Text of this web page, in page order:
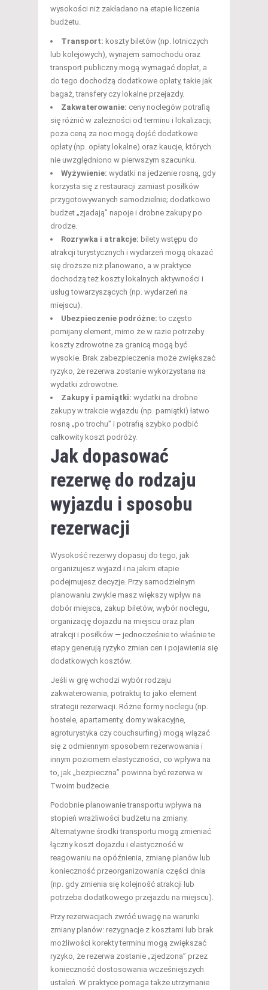
wysokości niż zakładano na etapie liczenia
budżetu.
Transport: koszty biletów (np. lotniczych
lub kolejowych), wynajem samochodu oraz
transport publiczny mogą wymagać dopłat, a
do tego dochodzą dodatkowe opłaty, takie jak
bagaż, transfery czy lokalne przejazdy.
Zakwaterowanie: ceny noclegów potrafią
się różnić w zależności od terminu i lokalizacji;
poza ceną za noc mogą dojść dodatkowe
opłaty (np. opłaty lokalne) oraz kaucje, których
nie uwzględniono w pierwszym szacunku.
Wyżywienie: wydatki na jedzenie rosną, gdy
korzysta się z restauracji zamiast posiłków
przygotowywanych samodzielnie; dodatkowo
budżet „zjadają” napoje i drobne zakupy po
drodze.
Rozrywka i atrakcje: bilety wstępu do
atrakcji turystycznych i wydarzeń mogą okazać
się droższe niż planowano, a w praktyce
dochodzą też koszty lokalnych aktywności i
usług towarzyszących (np. wydarzeń na
miejscu).
Ubezpieczenie podróżne: to często
pomijany element, mimo że w razie potrzeby
koszty zdrowotne za granicą mogą być
wysokie. Brak zabezpieczenia może zwiększać
ryzyko, że rezerwa zostanie wykorzystana na
wydatki zdrowotne.
Zakupy i pamiątki: wydatki na drobne
zakupy w trakcie wyjazdu (np. pamiątki) łatwo
rosną „po trochu” i potrafią szybko podbić
całkowity koszt podróży.
Jak dopasować
rezerwę do rodzaju
wyjazdu i sposobu
rezerwacji
Wysokość rezerwy dopasuj do tego, jak
organizujesz wyjazd i na jakim etapie
podejmujesz decyzje. Przy samodzielnym
planowaniu zwykle masz większy wpływ na
dobór miejsca, zakup biletów, wybór noclegu,
organizację dojazdu na miejscu oraz plan
atrakcji i posiłków — jednocześnie to właśnie te
etapy generują ryzyko zmian cen i pojawienia się
dodatkowych kosztów.
Jeśli w grę wchodzi wybór rodzaju
zakwaterowania, potraktuj to jako element
strategii rezerwacji. Różne formy noclegu (np.
hostele, apartamenty, domy wakacyjne,
agroturystyka czy couchsurfing) mogą wiązać
się z odmiennym sposobem rezerwowania i
innym poziomem elastyczności, co wpływa na
to, jak „bezpieczna” powinna być rezerwa w
Twoim budżecie.
Podobnie planowanie transportu wpływa na
stopień wrażliwości budżetu na zmiany.
Alternatywne środki transportu mogą zmieniać
łączny koszt dojazdu i elastyczność w
reagowaniu na opóźnienia, zmianę planów lub
konieczność przeorganizowania części dnia
(np. gdy zmienia się kolejność atrakcji lub
potrzeba dodatkowego przejazdu na miejscu).
Przy rezerwacjach zwróć uwagę na warunki
zmiany planów: rezygnacje z kosztami lub brak
możliwości korekty terminu mogą zwiększać
ryzyko, że rezerwa zostanie „zjedzona” przez
konieczność dostosowania wcześniejszych
ustaleń. W praktyce pomaga także utrzymanie